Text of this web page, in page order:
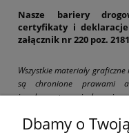
Nasze bariery
certyfikaty i
załącznik nr 220 poz.
Wszystkie materiały
są chronione prawami
i wykorzystywanie bez
Dbamy o